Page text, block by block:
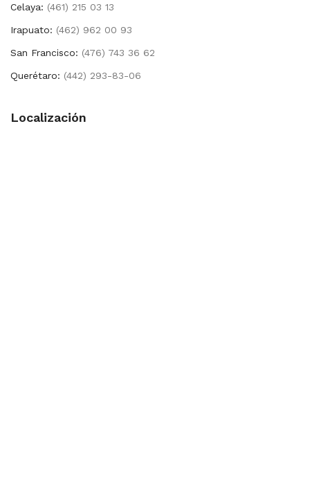
Celaya: (461) 215 03 13
Irapuato: (462) 962 00 93
San Francisco: (476) 743 36 62
Querétaro: (442) 293-83-06
Localización